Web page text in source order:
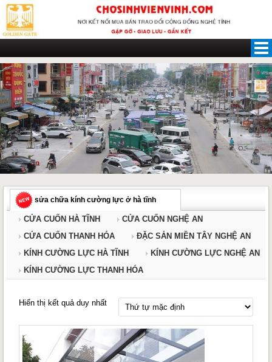
Skip
content
sửa chữa kính cường lực ở hà tĩnh
CỬA CUỐN HÀ TĨNH
CỬA CUỐN NGHỆ AN
CỬA CUỐN THANH HÓA
ĐẶC SẢN MIỀN TÂY NGHỆ AN
KÍNH CƯỜNG LỰC HÀ TĨNH
KÍNH CƯỜNG LỰC NGHỆ AN
KÍNH CƯỜNG LỰC THANH HÓA
Hiển thị kết quả duy nhất